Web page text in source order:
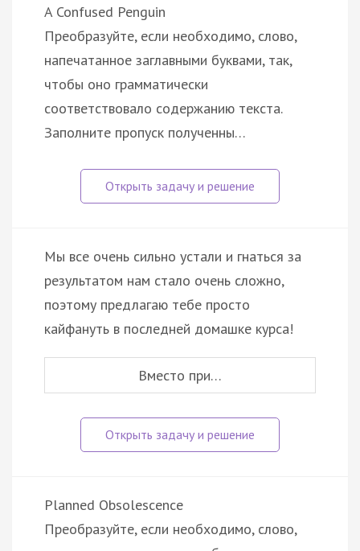
A Confused Penguin
Преобразуйте, если необходимо, слово,
напечатанное заглавными буквами, так,
чтобы оно грамматически
соответствовало содержанию текста.
Заполните пропуск полученны…
Мы все очень сильно устали и гнаться за
результатом нам стало очень сложно,
поэтому предлагаю тебе просто
кайфануть в последней домашке курса!
Вместо при…
Planned Obsolescence
Преобразуйте, если необходимо, слово,